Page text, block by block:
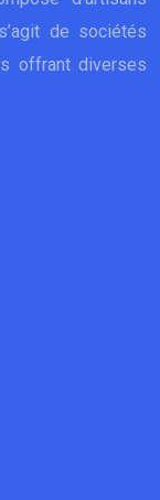
de sociétés
offrant diverses